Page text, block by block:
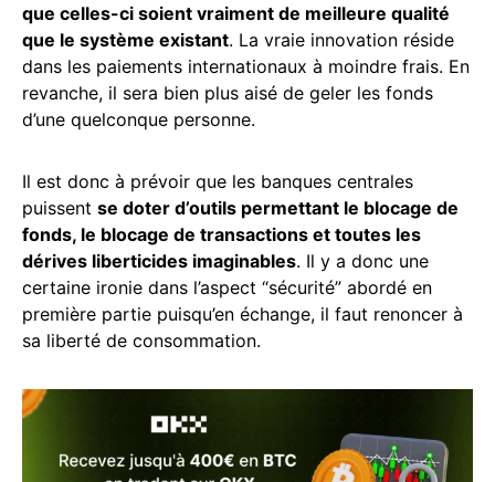
que celles-ci soient vraiment de meilleure qualité
que le système existant. La vraie innovation réside
dans les paiements internationaux à moindre frais. En
revanche, il sera bien plus aisé de geler les fonds
d’une quelconque personne.
Il est donc à prévoir que les banques centrales
puissent se doter d’outils permettant le blocage de
fonds, le blocage de transactions et toutes les
dérives liberticides imaginables. Il y a donc une
certaine ironie dans l’aspect “sécurité” abordé en
première partie puisqu’en échange, il faut renoncer à
sa liberté de consommation.